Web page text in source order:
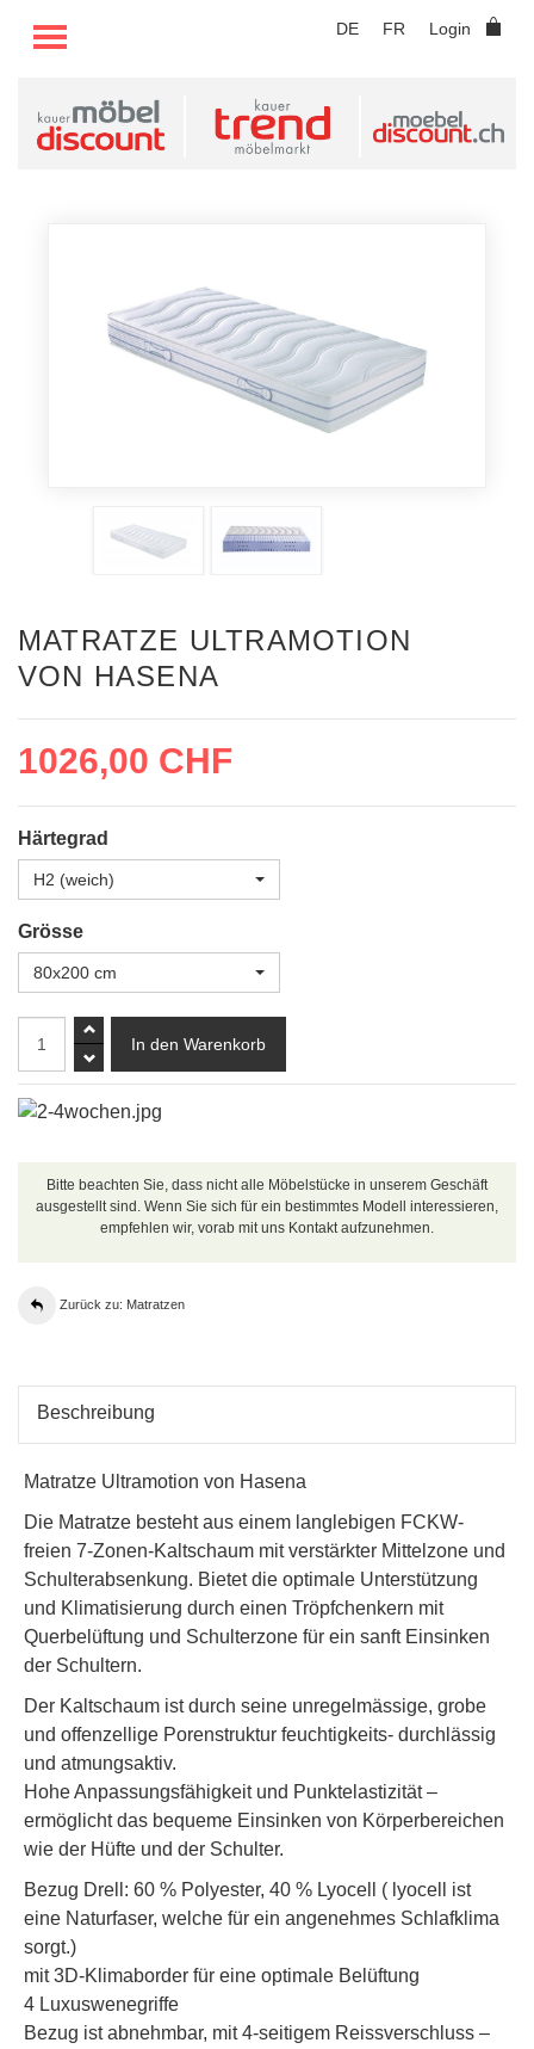
DE FR Login
TOGGLE MENU
MATRATZE ULTRAMOTION
VON HASENA
1026,00 CHF
Härtegrad
H2 (weich)
Grösse
80x200 cm
Bitte beachten Sie, dass nicht alle Möbelstücke in unserem Geschäft
ausgestellt sind. Wenn Sie sich für ein bestimmtes Modell interessieren,
empfehlen wir, vorab mit uns Kontakt aufzunehmen.
Zurück zu: Matratzen
Beschreibung
Matratze Ultramotion von Hasena
Die Matratze besteht aus einem langlebigen FCKW-
freien 7-Zonen-Kaltschaum mit verstärkter Mittelzone und
Schulterabsenkung. Bietet die optimale Unterstützung
und Klimatisierung durch einen Tröpfchenkern mit
Querbelüftung und Schulterzone für ein sanft Einsinken
der Schultern.
Der Kaltschaum ist durch seine unregelmässige, grobe
und offenzellige Porenstruktur feuchtigkeits- durchlässig
und atmungsaktiv.
Hohe Anpassungsfähigkeit und Punktelastizität –
ermöglicht das bequeme Einsinken von Körperbereichen
wie der Hüfte und der Schulter.
Bezug Drell: 60 % Polyester, 40 % Lyocell ( lyocell ist
eine Naturfaser, welche für ein angenehmes Schlafklima
sorgt.)
mit 3D-Klimaborder für eine optimale Belüftung
4 Luxuswenegriffe
Bezug ist abnehmbar, mit 4-seitigem Reissverschluss –